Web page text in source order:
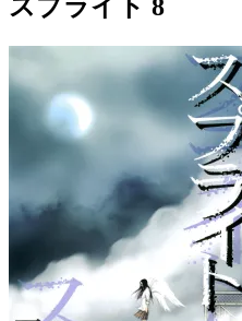
スプライト 8